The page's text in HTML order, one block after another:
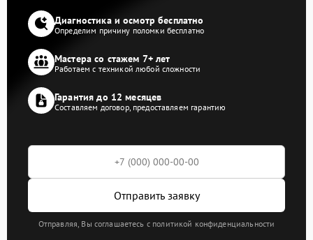
Диагностика и осмотр бесплатно
Определим причину поломки бесплатно
Мастера со стажем 7+ лет
Работаем с техникой любой сложности
Гарантия до 12 месяцев
Составляем договор, предоставляем гарантию
Отправить заявку
Отправляя, Вы соглашаетесь с политикой конфиденциальности